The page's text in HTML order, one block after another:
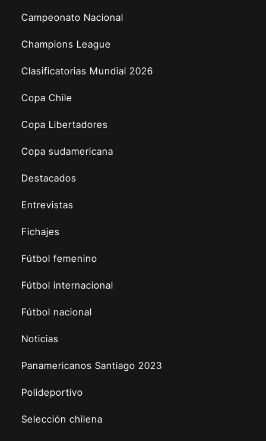
Campeonato Nacional
Champions League
Clasificatorias Mundial 2026
Copa Chile
Copa Libertadores
Copa sudamericana
Destacados
Entrevistas
Fichajes
Fútbol femenino
Fútbol internacional
Fútbol nacional
Noticias
Panamericanos Santiago 2023
Polideportivo
Selección chilena